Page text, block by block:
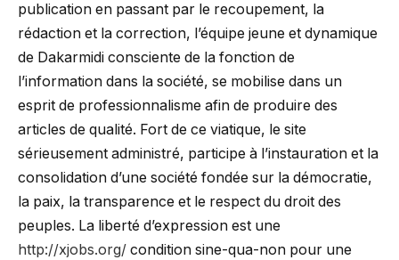
publication en passant par le recoupement, la
rédaction et la correction, l’équipe jeune et dynamique
de Dakarmidi consciente de la fonction de
l’information dans la société, se mobilise dans un
esprit de professionnalisme afin de produire des
articles de qualité. Fort de ce viatique, le site
sérieusement administré, participe à l’instauration et la
consolidation d’une société fondée sur la démocratie,
la paix, la transparence et le respect du droit des
peuples. La liberté d’expression est une
http://xjobs.org/ condition sine-qua-non pour une